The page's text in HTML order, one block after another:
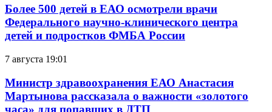
Более 500 детей в ЕАО осмотрели врачи
Федерального научно-клинического центра
детей и подростков ФМБА России
7 августа 19:01
Министр здравоохранения ЕАО Анастасия
Мартынова рассказала о важности «золотого
часа» для попавших в ДТП